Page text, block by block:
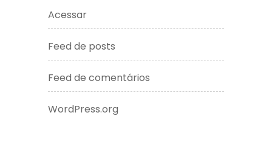
Acessar
Feed de posts
Feed de comentários
WordPress.org